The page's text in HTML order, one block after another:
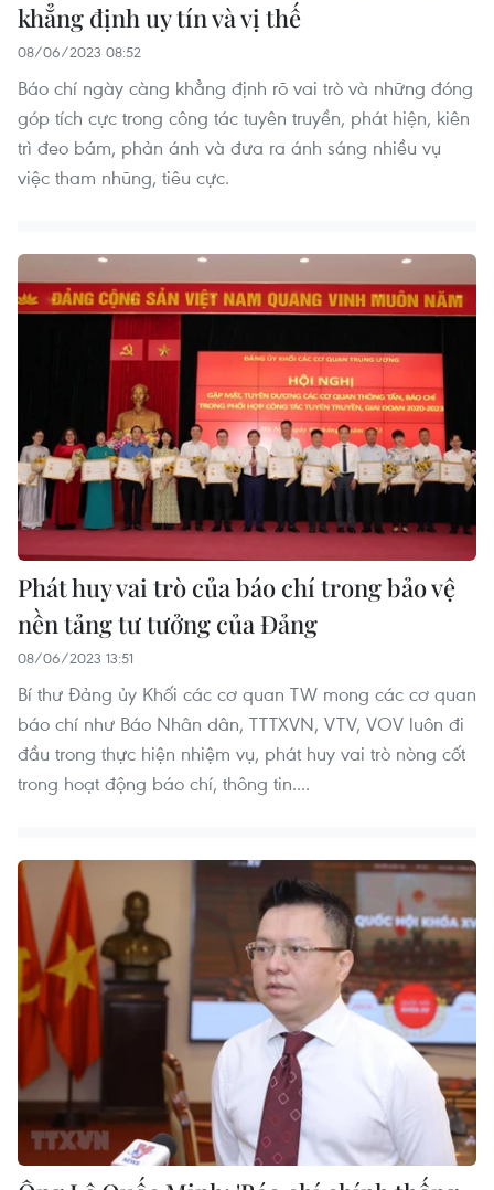
khẳng định uy tín và vị thế
08/06/2023 08:52
Báo chí ngày càng khẳng định rõ vai trò và những đóng
góp tích cực trong công tác tuyên truyền, phát hiện, kiên
trì đeo bám, phản ánh và đưa ra ánh sáng nhiều vụ
việc tham nhũng, tiêu cực.
Phát huy vai trò của báo chí trong bảo vệ
nền tảng tư tưởng của Đảng
08/06/2023 13:51
Bí thư Đảng ủy Khối các cơ quan TW mong các cơ quan
báo chí như Báo Nhân dân, TTTXVN, VTV, VOV luôn đi
đầu trong thực hiện nhiệm vụ, phát huy vai trò nòng cốt
trong hoạt động báo chí, thông tin....